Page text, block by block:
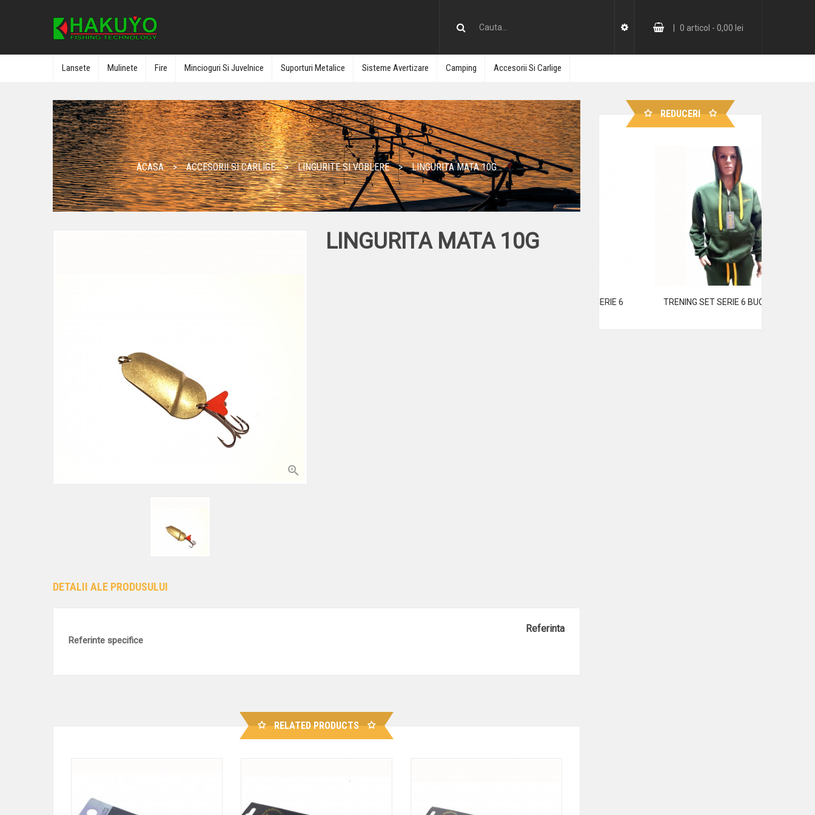
0 articol - 0,00 lei
Lansete Mulinete Fire Mincioguri Si Juvelnice Suporturi Metalice Sisteme Avertizare Camping Accesorii Si Carlige
ACASA ACCESORII SI CARLIGE LINGURITE SI VOBLERE LINGURITA MATA 10G

LINGURITA MATA 10G
DETALII ALE PRODUSULUI
Referinta
Referinte specifice
RELATED PRODUCTS
REDUCERI
TRENING SET SERIE 6 BUC